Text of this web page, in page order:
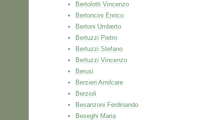
Bertolotti Vincenzo
Bertoncini Enrico
Bertoni Umberto
Bertuzzi Pietro
Bertuzzi Stefano
Bertuzzi Vincenzo
Berusi
Berzieri Amilcare
Berzioli
Besanzoni Ferdinando
Beseghi Maria